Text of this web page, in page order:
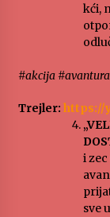
kći,
#akcija
Trejler: https://
i
sve